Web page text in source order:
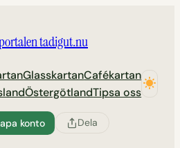
tadigut.nu
GlasskartanCafékartan
ÖstergötlandTipsa oss
konto Dela